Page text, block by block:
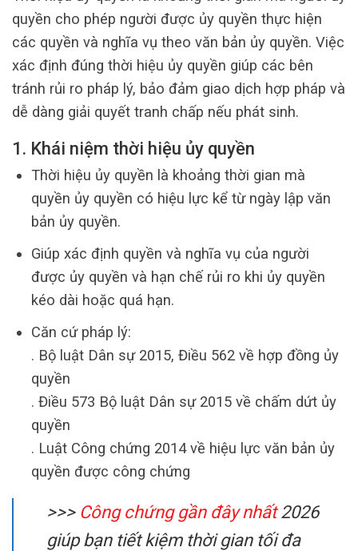
quyền cho phép người được ủy quyền thực hiện
các quyền và nghĩa vụ theo văn bản ủy quyền. Việc
xác định đúng thời hiệu ủy quyền giúp các bên
tránh rủi ro pháp lý, bảo đảm giao dịch hợp pháp và
dễ dàng giải quyết tranh chấp nếu phát sinh.
1. Khái niệm thời hiệu ủy quyền
Thời hiệu ủy quyền là khoảng thời gian mà
quyền ủy quyền có hiệu lực kể từ ngày lập văn
bản ủy quyền.
Giúp xác định quyền và nghĩa vụ của người
được ủy quyền và hạn chế rủi ro khi ủy quyền
kéo dài hoặc quá hạn.
Căn cứ pháp lý:
. Bộ luật Dân sự 2015, Điều 562 về hợp đồng ủy
quyền
. Điều 573 Bộ luật Dân sự 2015 về chấm dứt ủy
quyền
. Luật Công chứng 2014 về hiệu lực văn bản ủy
quyền được công chứng
>>> Công chứng gần đây nhất2026
giúp bạn tiết kiệm thời gian tối đa